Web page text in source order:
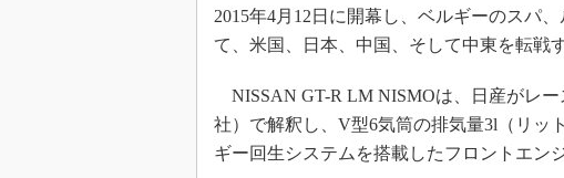
2015年4月12日に開幕し、ベルギーのスパ
て、米国、日本、中国、そして中東を転戦
NISSAN GT-R LM NISMOは、日産がレ
社）で解釈し、V型6気筒の排気量3l（リッ
ギー回生システムを搭載したフロントエン